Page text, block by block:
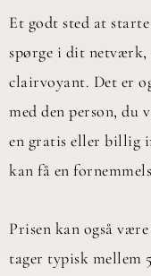
Et godt sted at
spørge i dit netværk,
clairvoyant. Det er
med den person, du
en gratis eller billig
kan få en
Prisen kan også
tager typisk mellem